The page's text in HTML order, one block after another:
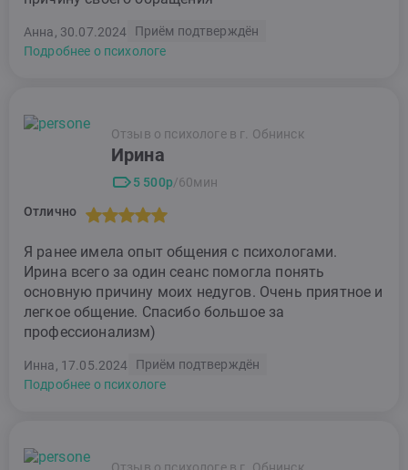
Анна, 30.07.2024
Приём подтверждён
Подробнее о психологе
Отзыв о психологе в г. Обнинск
Ирина
5 500р/60мин
Отлично
Я ранее имела опыт общения с психологами.
Ирина всего за один сеанс помогла понять
основную причину моих недугов. Очень приятное и
легкое общение. Спасибо большое за
профессионализм)
Инна, 17.05.2024
Приём подтверждён
Подробнее о психологе
Отзыв о психологе в г. Обнинск